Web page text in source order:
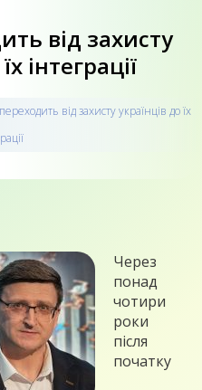
від захисту
інтеграції
від захисту українців до їх
Через
понад
чотири
роки
після
початку